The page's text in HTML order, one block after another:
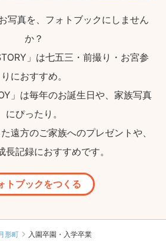
写真を、フォトブックにしません
か？
」は七五三・前撮り・お宮参
りにおすすめ。
」は毎年のお誕生日や、家族写真
にぴったり。
遠方のご家族へのプレゼントや、
長記録におすすめです。
トブックをつくる
形町 入園卒園・入学卒業